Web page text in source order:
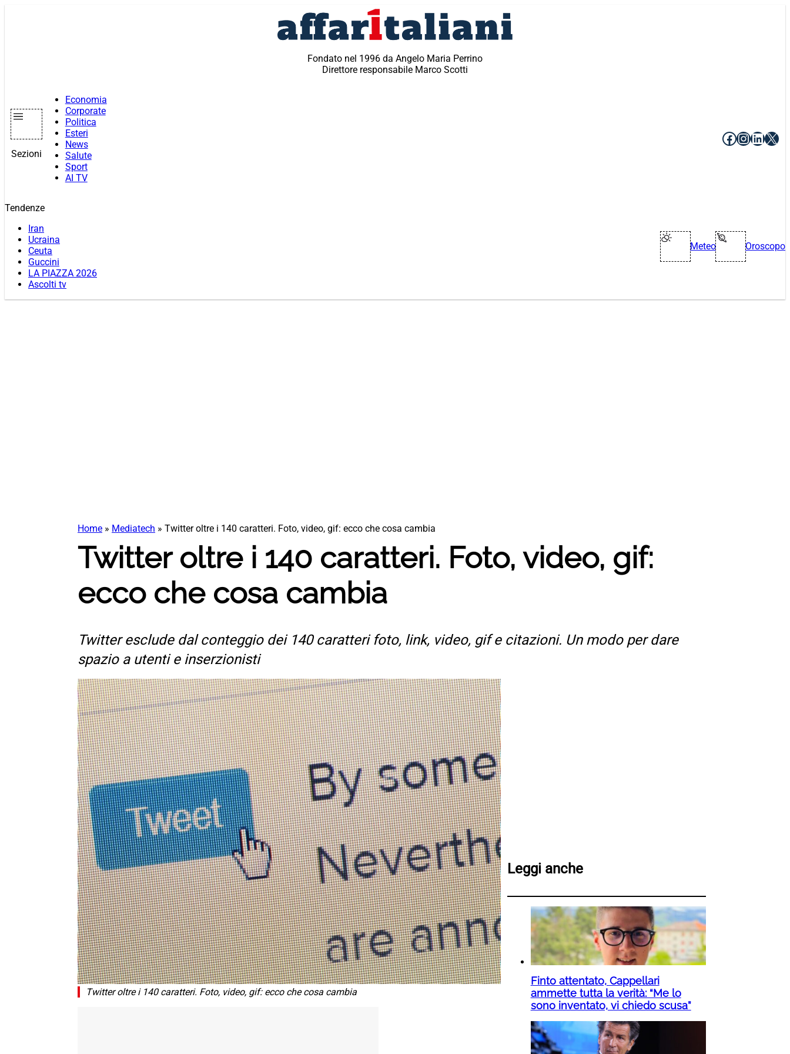
Fondato nel 1996 da Angelo Maria Perrino
Direttore responsabile Marco Scotti
Sezioni
Economia
Corporate
Politica
Esteri
News
Salute
Sport
AI TV
Facebook
X
Tendenze
Iran
Ucraina
Ceuta
Guccini
LA PIAZZA 2026
Ascolti tv
Meteo Oroscopo
Home » Mediatech » Twitter oltre i 140 caratteri. Foto, video, gif: ecco che cosa cambia
Twitter oltre i 140 caratteri. Foto, video, gif:
ecco che cosa cambia
Twitter esclude dal conteggio dei 140 caratteri foto, link, video, gif e citazioni. Un modo per dare
spazio a utenti e inserzionisti
Twitter oltre i 140 caratteri. Foto, video, gif: ecco che cosa cambia
Leggi anche
Finto attentato, Cappellari
ammette tutta la verità: “Me lo
sono inventato, vi chiedo scusa”